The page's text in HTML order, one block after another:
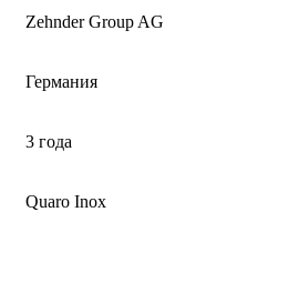
Zehnder Group AG
Германия
3 года
Quaro Inox